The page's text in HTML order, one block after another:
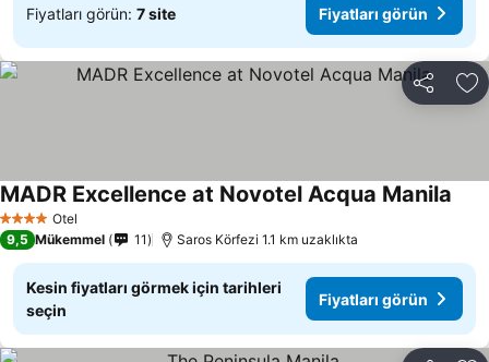
Fiyatları görün: 7 site Fiyatları görün
Paylaş
4 Yıldız Otel
MADR Excellence at Novotel Acqua Manila
9,5 Mükemmel 11 Saros Körfezi 1.1 km uzaklıkta
Kesin fiyatları görmek için tarihleri
seçin
Fiyatları görün